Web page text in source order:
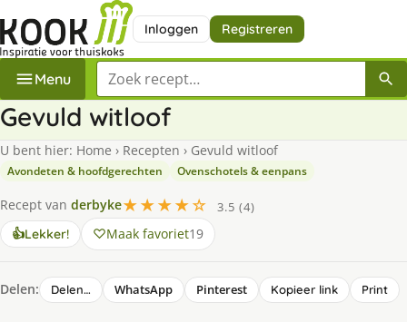
Inloggen Registreren
Menu Zoek een recept
Gevuld witloof
U bent hier: Home › Recepten › Gevuld witloof
Avondeten & hoofdgerechten Ovenschotels & eenpans
Recept van derbyke★★★★☆
3.5 (4)
👍Lekker! Maak favoriet19
Delen: Delen… WhatsApp Pinterest Kopieer link Print